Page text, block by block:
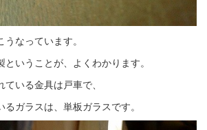
なっています。
いうことが、よくわかります。
いる金具は戸車で、
ガラスは、単板ガラスです。